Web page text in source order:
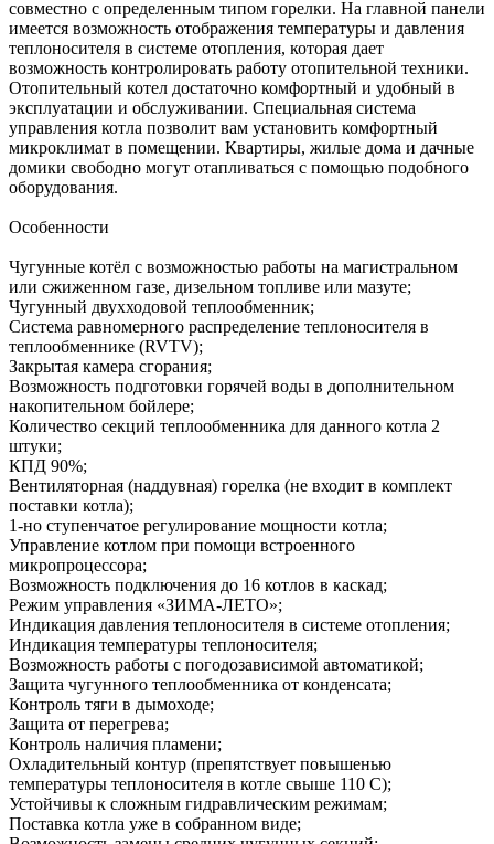
совместно с определенным типом горелки. На главной панели
имеется возможность отображения температуры и давления
теплоносителя в системе отопления, которая дает
возможность контролировать работу отопительной техники.
Отопительный котел достаточно комфортный и удобный в
эксплуатации и обслуживании. Специальная система
управления котла позволит вам установить комфортный
микроклимат в помещении. Квартиры, жилые дома и дачные
домики свободно могут отапливаться с помощью подобного
оборудования.
Особенности
Чугунные котёл с возможностью работы на магистральном
или сжиженном газе, дизельном топливе или мазуте;
Чугунный двухходовой теплообменник;
Система равномерного распределение теплоносителя в
теплообменнике (RVTV);
Закрытая камера сгорания;
Возможность подготовки горячей воды в дополнительном
накопительном бойлере;
Количество секций теплообменника для данного котла 2
штуки;
КПД 90%;
Вентиляторная (наддувная) горелка (не входит в комплект
поставки котла);
1-но ступенчатое регулирование мощности котла;
Управление котлом при помощи встроенного
микропроцессора;
Возможность подключения до 16 котлов в каскад;
Режим управления «ЗИМА-ЛЕТО»;
Индикация давления теплоносителя в системе отопления;
Индикация температуры теплоносителя;
Возможность работы с погодозависимой автоматикой;
Защита чугунного теплообменника от конденсата;
Контроль тяги в дымоходе;
Защита от перегрева;
Контроль наличия пламени;
Охладительный контур (препятствует повышенью
температуры теплоносителя в котле свыше 110 С);
Устойчивы к сложным гидравлическим режимам;
Поставка котла уже в собранном виде;